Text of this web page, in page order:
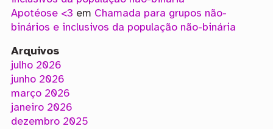
Apotéose <3 em Chamada para grupos não-
binários e inclusivos da população não-binária
Arquivos
julho 2026
junho 2026
março 2026
janeiro 2026
dezembro 2025